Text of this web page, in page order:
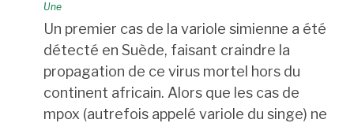
Une
Un premier cas de la variole simienne a été
détecté en Suède, faisant craindre la
propagation de ce virus mortel hors du
continent africain. Alors que les cas de
mpox (autrefois appelé variole du singe) ne